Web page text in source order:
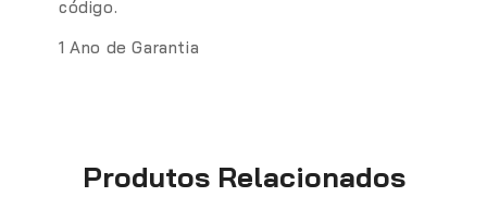
código.
1 Ano de Garantia
Produtos Relacionados